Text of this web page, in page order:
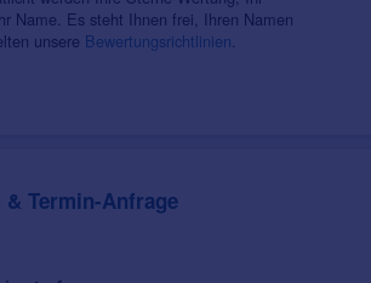
Name. Es steht Ihnen frei, Ihren Namen
unsere Bewertungsrichtlinien.
Termin-Anfrage